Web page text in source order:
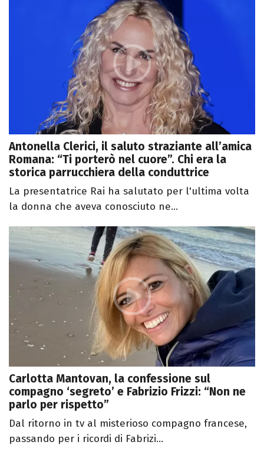
Antonella Clerici, il saluto straziante all’amica
Romana: “Ti porterò nel cuore”. Chi era la
storica parrucchiera della conduttrice
La presentatrice Rai ha salutato per l'ultima volta
la donna che aveva conosciuto ne...
Carlotta Mantovan, la confessione sul
compagno ‘segreto’ e Fabrizio Frizzi: “Non ne
parlo per rispetto”
Dal ritorno in tv al misterioso compagno francese,
passando per i ricordi di Fabrizi...